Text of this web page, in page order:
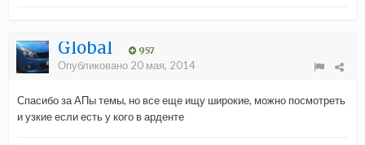
Global 957
Опубликовано 20 мая, 2014
Спасибо за АПы темы, но все еще ищу широкие, можно посмотреть
и узкие если есть у кого в арденте